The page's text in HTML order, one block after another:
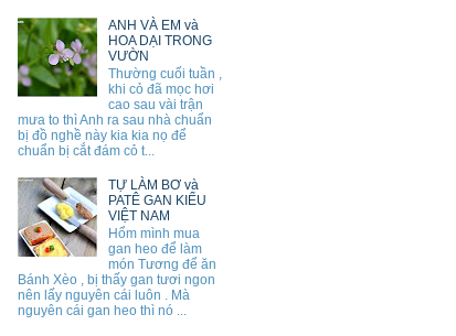
ANH VÀ EM và
HOA DẠI TRONG
VƯỜN
Thường cuối tuần ,
khi cỏ đã mọc hơi
cao sau vài trận
mưa to thì Anh ra sau nhà chuẩn
bị đồ nghề này kia kia nọ để
chuẩn bị cắt đám cỏ t...
TỰ LÀM BƠ và
PATÊ GAN KIỂU
VIỆT NAM
Hổm mình mua
gan heo để làm
món Tương để ăn
Bánh Xèo , bị thấy gan tươi ngon
nên lấy nguyên cái luôn . Mà
nguyên cái gan heo thì nó ...